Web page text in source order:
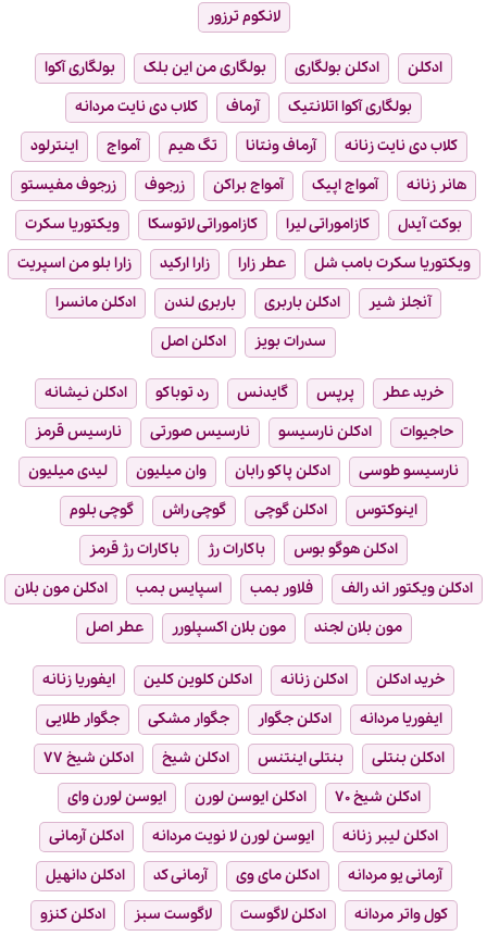
لانکوم ترزور
ادکلن ادکلن بولگاری بولگاری من این بلک
بولگاری آکوا
بولگاری آکوا اتلانتیک
آرماف
کلاب دی نایت مردانه
کلاب دی نایت زنانه
آرماف ونتانا تگ هیم آمواج
اینترلود
هانر زنانه
آمواج اپیک آمواج براکن زرجوف
زرجوف مفیستو
بوکت آیدل
کازاموراتی لیرا کازاموراتی لاتوسکا
ویکتوریا سکرت
ویکتوریا سکرت بامب شل
عطر زارا زارا ارکید
زارا بلو من اسپریت
آنجلز شیر
ادکلن باربری باربری لندن
ادکلن مانسرا
سدرات بویز
ادکلن اصل
خرید عطر پرپس گایدنس رد توباکو
ادکلن نیشانه
حاجیوات
ادکلن نارسیسو نارسیس صورتی
نارسیس قرمز
نارسیسو طوسی
ادکلن پاکو رابان وان میلیون
لیدی میلیون
اینوکتوس
ادکلن گوچی گوچی راش
گوچی بلوم
ادکلن هوگو بوس
باکارات رژ
باکارات رژ قرمز
ادکلن ویکتور اند رالف
فلاور بمب اسپایس بمب
ادکلن مون بلان
مون بلان لجند
مون بلان اکسپلورر عطر اصل
خرید ادکلن ادکلن زنانه ادکلن کلوین کلین
ایفوریا زنانه
ایفوریا مردانه
ادکلن جگوار جگوار مشکی
جگوار طلایی
ادکلن بنتلی
بنتلی اینتنس ادکلن شیخ
ادکلن شیخ ۷۷
ادکلن شیخ ۷۰
ادکلن ایوسن لورن
ایوسن لورن وای
ادکلن لیبر زنانه
ایوسن لورن لا نویت مردانه
ادکلن آرمانی
آرمانی یو مردانه
ادکلن مای وی آرمانی کد
ادکلن دانهیل
کول واتر مردانه
ادکلن لاگوست لاگوست سبز
ادکلن کنزو